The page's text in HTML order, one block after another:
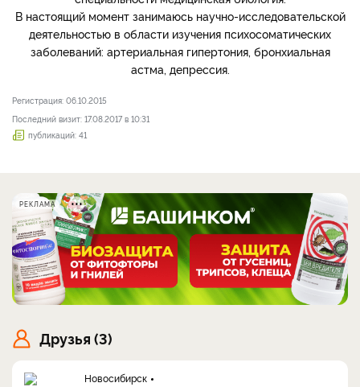
В настоящий момент занимаюсь научно-исследовательской
деятельностью в области изучения психосоматических
заболеваний: артериальная гипертония, бронхиальная
астма, депрессия.
Регистрация: 06.10.2015
Последний визит: 17.08.2017 в 10:31
публикаций: 41
РЕКЛАМА
Друзья (3)
Новосибирск